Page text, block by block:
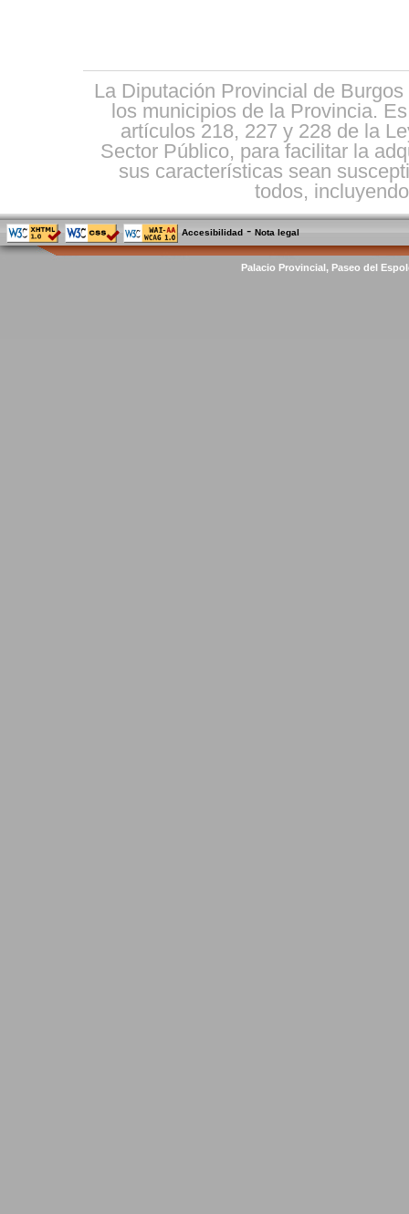
La Diputación Provincial de
los municipios de la Provincia.
artículos 218, 227 y 228 de la
Sector Público, para facilitar la
sus características sean
todos,
Accesibilidad -Nota legal
Palacio Provincial, Paseo del